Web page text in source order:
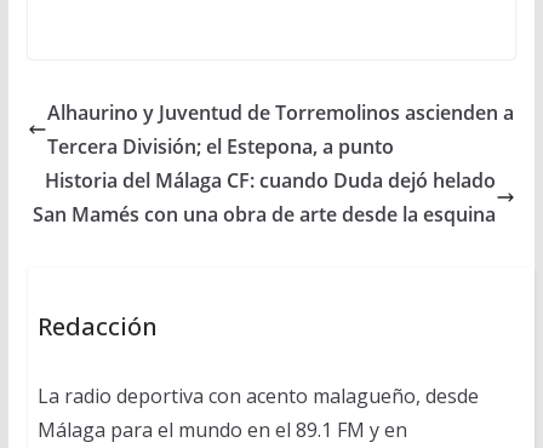
Alhaurino y Juventud de Torremolinos ascienden a
Tercera División; el Estepona, a punto
Historia del Málaga CF: cuando Duda dejó helado
San Mamés con una obra de arte desde la esquina
Redacción
La radio deportiva con acento malagueño, desde
Málaga para el mundo en el 89.1 FM y en